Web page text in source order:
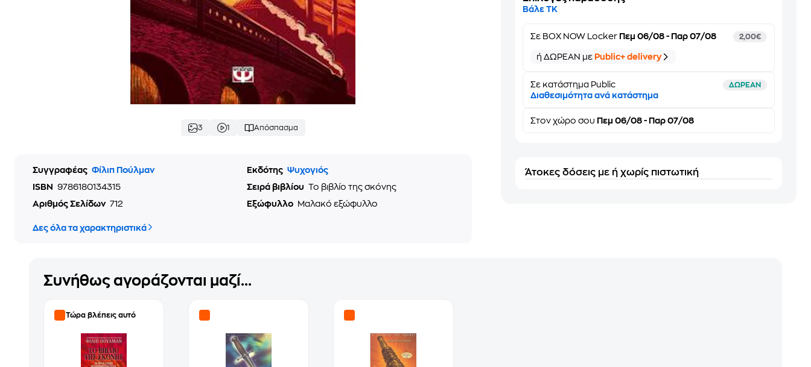
3 1 Απόσπασμα
Συγγραφέας Φίλιπ Πούλμαν Εκδότης Ψυχογιός
ISBN
9786180134315 Σειρά βιβλίου Το βιβλίο της σκόνης
Αριθμός Σελίδων 712 Εξώφυλλο Μαλακό εξώφυλλο
Δες όλα τα χαρακτηριστικά
Βάλε ΤΚ
Σε BOX NOW Locker Πεμ 06/08 - Παρ 07/08 2,00€
ή ΔΩΡΕΑΝ με Public+ delivery
Σε κατάστημα Public ΔΩΡΕΑΝ
Διαθεσιμότητα ανά κατάστημα
Στονχώρο σου Πεμ 06/08 - Παρ 07/08
Άτοκες δόσεις με ή χωρίς πιστωτική
Συνήθως αγοράζονται μαζί...
Τώρα βλέπεις αυτό